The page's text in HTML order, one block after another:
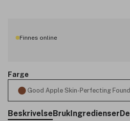
Finnes online
Farge
Good Apple Skin-Perfecting
Beskrivelse Bruk Ingredienser